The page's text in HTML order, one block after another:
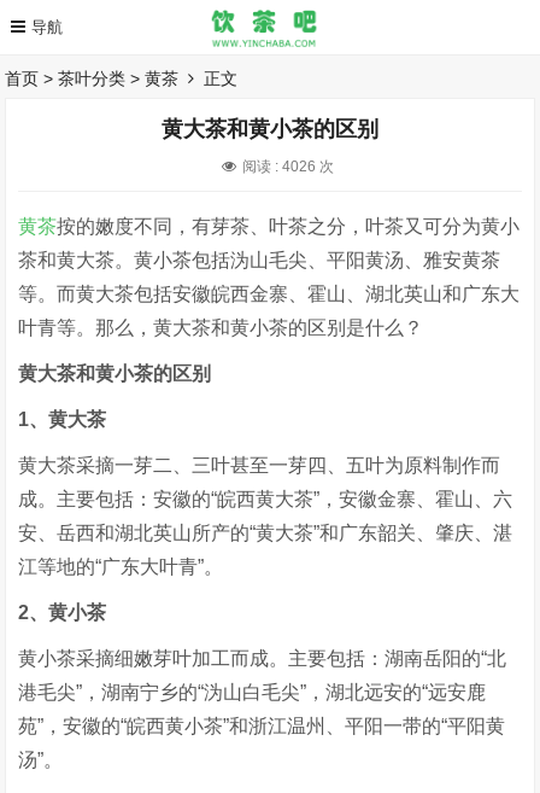
首页 >茶叶分类 >黄茶 正文
黄大茶和黄小茶的区别
阅读 :4026 次
黄茶按的嫩度不同，有芽茶、叶茶之分，叶茶又可分为黄小
茶和黄大茶。黄小茶包括沩山毛尖、平阳黄汤、雅安黄茶
等。而黄大茶包括安徽皖西金寨、霍山、湖北英山和广东大
叶青等。那么，黄大茶和黄小茶的区别是什么？
黄大茶和黄小茶的区别
1、黄大茶
黄大茶采摘一芽二、三叶甚至一芽四、五叶为原料制作而
成。主要包括：安徽的“皖西黄大茶”，安徽金寨、霍山、六
安、岳西和湖北英山所产的“黄大茶”和广东韶关、肇庆、湛
江等地的“广东大叶青”。
2、黄小茶
黄小茶采摘细嫩芽叶加工而成。主要包括：湖南岳阳的“北
港毛尖”，湖南宁乡的“沩山白毛尖”，湖北远安的“远安鹿
苑”，安徽的“皖西黄小茶”和浙江温州、平阳一带的“平阳黄
汤”。